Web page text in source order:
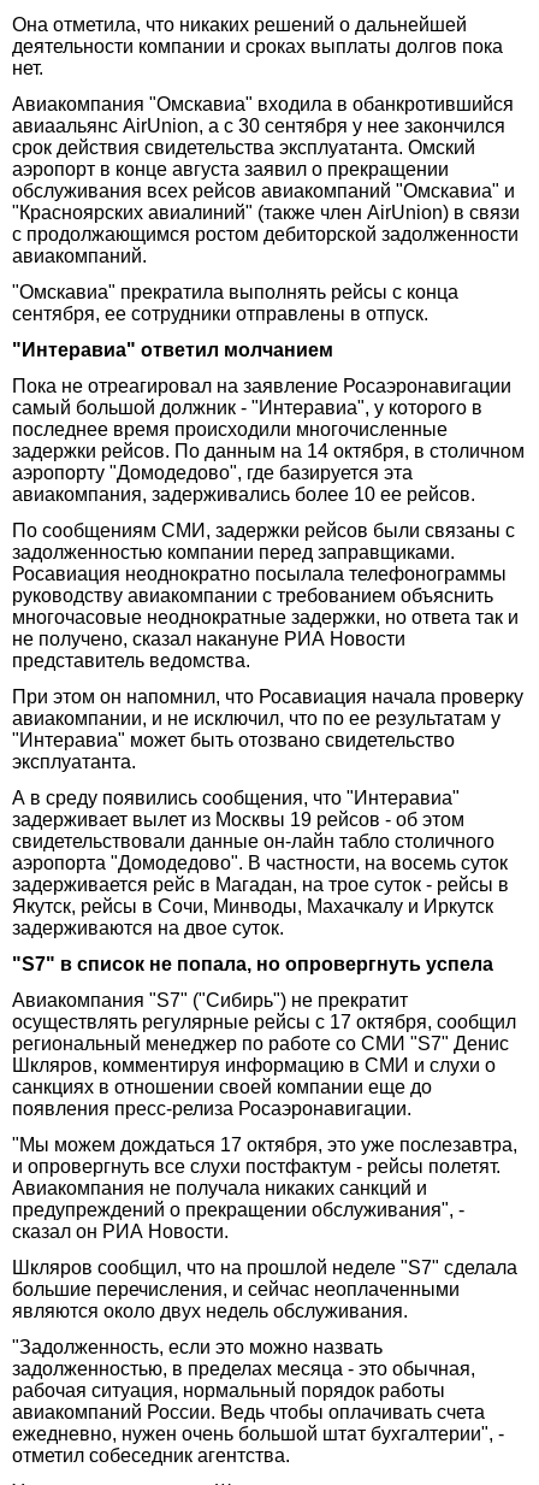
Она отметила, что никаких решений о дальнейшей
деятельности компании и сроках выплаты долгов пока
нет.
Авиакомпания "Омскавиа" входила в обанкротившийся
авиаальянс AirUnion, а с 30 сентября у нее закончился
срок действия свидетельства эксплуатанта. Омский
аэропорт в конце августа заявил о прекращении
обслуживания всех рейсов авиакомпаний "Омскавиа" и
"Красноярских авиалиний" (также член AirUnion) в связи
с продолжающимся ростом дебиторской задолженности
авиакомпаний.
"Омскавиа" прекратила выполнять рейсы с конца
сентября, ее сотрудники отправлены в отпуск.
"Интеравиа" ответил молчанием
Пока не отреагировал на заявление Росаэронавигации
самый большой должник - "Интеравиа", у которого в
последнее время происходили многочисленные
задержки рейсов. По данным на 14 октября, в столичном
аэропорту "Домодедово", где базируется эта
авиакомпания, задерживались более 10 ее рейсов.
По сообщениям СМИ, задержки рейсов были связаны с
задолженностью компании перед заправщиками.
Росавиация неоднократно посылала телефонограммы
руководству авиакомпании с требованием объяснить
многочасовые неоднократные задержки, но ответа так и
не получено, сказал накануне РИА Новости
представитель ведомства.
При этом он напомнил, что Росавиация начала проверку
авиакомпании, и не исключил, что по ее результатам у
"Интеравиа" может быть отозвано свидетельство
эксплуатанта.
А в среду появились сообщения, что "Интеравиа"
задерживает вылет из Москвы 19 рейсов - об этом
свидетельствовали данные он-лайн табло столичного
аэропорта "Домодедово". В частности, на восемь суток
задерживается рейс в Магадан, на трое суток - рейсы в
Якутск, рейсы в Сочи, Минводы, Махачкалу и Иркутск
задерживаются на двое суток.
"S7" в список не попала, но опровергнуть успела
Авиакомпания "S7" ("Сибирь") не прекратит
осуществлять регулярные рейсы с 17 октября, сообщил
региональный менеджер по работе со СМИ "S7" Денис
Шкляров, комментируя информацию в СМИ и слухи о
санкциях в отношении своей компании еще до
появления пресс-релиза Росаэронавигации.
"Мы можем дождаться 17 октября, это уже послезавтра,
и опровергнуть все слухи постфактум - рейсы полетят.
Авиакомпания не получала никаких санкций и
предупреждений о прекращении обслуживания", -
сказал он РИА Новости.
Шкляров сообщил, что на прошлой неделе "S7" сделала
большие перечисления, и сейчас неоплаченными
являются около двух недель обслуживания.
"Задолженность, если это можно назвать
задолженностью, в пределах месяца - это обычная,
рабочая ситуация, нормальный порядок работы
авиакомпаний России. Ведь чтобы оплачивать счета
ежедневно, нужен очень большой штат бухгалтерии", -
отметил собеседник агентства.